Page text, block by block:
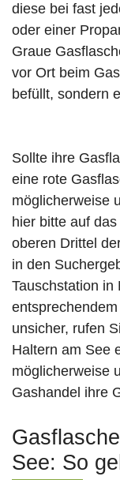
diese bei fast
oder einer
Graue
vor Ort beim
befüllt, sondern
Sollte ihre
eine rote
möglicherweise
hier bitte auf
oberen Drittel
in den
Tauschstation in
unsicher, rufen
Haltern am See
möglicherweise
Gashandel ihre
See: So